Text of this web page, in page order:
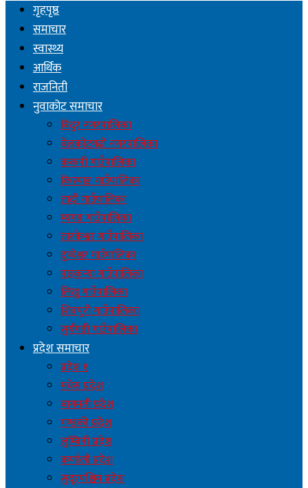
गृहपृष्ठ
समाचार
स्वास्थ्य
आर्थिक
राजनिती
नुवाकोट समाचार
विदुर नगरपालिका
बेलकोटगढी नगरपालिका
ककनी गाउँपालिका
किस्पाङ गाउँपालिका
तादी गाउँपालिका
म्यगङ गाउँपालिका
तारकेश्वर गाउँपालिका
दुप्चेश्वर गाउँपालिका
पञ्चकन्या गाउँपालिका
लिखु गाउँपालिका
शिवपुरी गाउँपालिका
सुर्यगढी गाउँपालिका
प्रदेश समाचार
प्रदेश १
मधेस प्रदेश
बागमती प्रदेश
गण्डकी प्रदेश
लुम्बिनी प्रदेश
कर्णाली प्रदेश
सुदूरपश्चिम प्रदेश